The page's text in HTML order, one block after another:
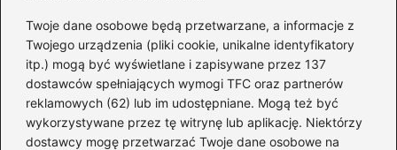
Twoje dane osobowe będą przetwarzane, a informacje z
Twojego urządzenia (pliki cookie, unikalne identyfikatory
itp.) mogą być wyświetlane i zapisywane przez 137
dostawców spełniających wymogi TFC oraz partnerów
reklamowych (62) lub im udostępniane. Mogą też być
wykorzystywane przez tę witrynę lub aplikację. Niektórzy
dostawcy mogę przetwarzać Twoje dane osobowe na